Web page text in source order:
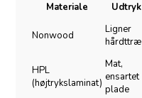
Materiale
Udtryk
Nonwood
Ligner
hårdttræ
HPL
(højtrykslaminat)
Mat,
ensartet
plade